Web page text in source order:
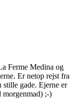
Ferme Medina og
Er netop rejst fra
stille gade. Ejerne er
;-)